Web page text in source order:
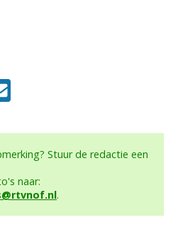
Stuur de redactie een
naar:
.